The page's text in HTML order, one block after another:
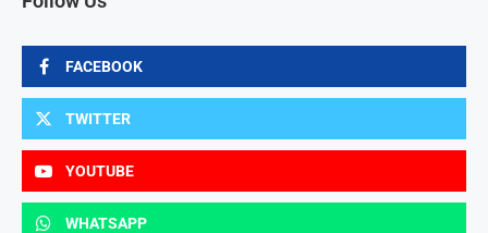
FACEBOOK
TWITTER
YOUTUBE
WHATSAPP